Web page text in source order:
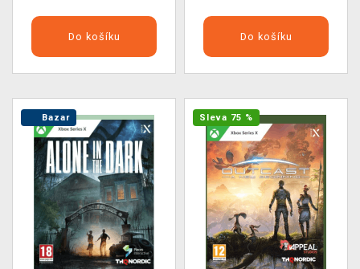
Do košíku Do košíku
Bazar Sleva 75 %